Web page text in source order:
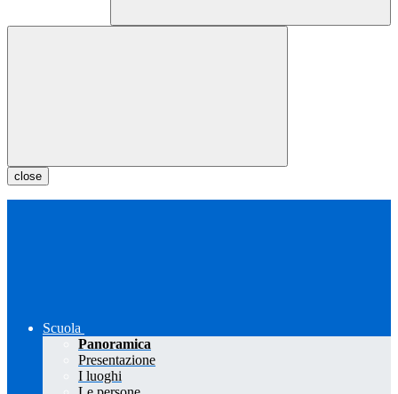
close
Scuola
Panoramica
Presentazione
I luoghi